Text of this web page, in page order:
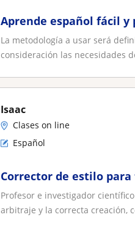
Aprende español fácil
La metodología a usar será
consideración las necesidades
Isaac
Clases on line
Español
Corrector de estilo
Profesor e investigador
arbitraje y la correcta creación,